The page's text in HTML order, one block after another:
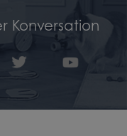
Konversation